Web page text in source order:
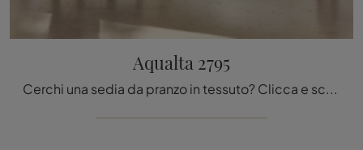
Aqualta 2795
Cerchi una sedia da pranzo in tessuto? Clicca e scopri il modello Aqualta 2795 di Lago per ultimare i tuoi spazi perfettamente.